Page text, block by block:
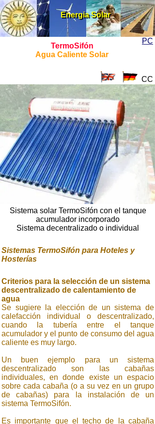
Energia Solar
Energia Solar
TermoSifón
Agua Caliente Solar
Criterios para la selección de un sistema
descentralizado de calentamiento de
agua
Se sugiere la elección de un sistema de
calefacción individual o descentralizado,
cuando la tubería entre el tanque
acumulador y el punto de consumo del agua
caliente es muy largo.
Un buen ejemplo para un sistema
descentralizado son las cabañas
individuales, en donde existe un espacio
sobre cada cabaña (o a su vez en un grupo
de cabañas) para la instalación de un
sistema TermoSifón.
Es importante que el techo de la cabaña
Sistemas TermoSifón para Hoteles y
Hosterías
Sistema solar TermoSifón con el tanque
acumulador incorporado
Sistema decentralizado o individual
PC
CC